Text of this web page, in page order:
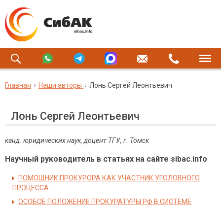
Главная Наши авторы Лонь Сергей Леонтьевич
Лонь Сергей Леонтьевич
канд. юридических наук, доцент ТГУ, г. Томск
Научный руководитель в статьях на сайте sibac.info
ПОМОЩНИК ПРОКУРОРА КАК УЧАСТНИК УГОЛОВНОГО
ПРОЦЕССА
ОСОБОЕ ПОЛОЖЕНИЕ ПРОКУРАТУРЫ РФ В СИСТЕМЕ